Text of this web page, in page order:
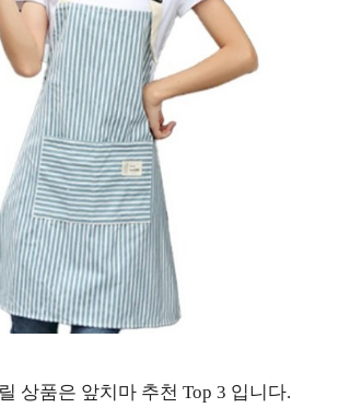
상품은 앞치마 추천 Top 3 입니다.